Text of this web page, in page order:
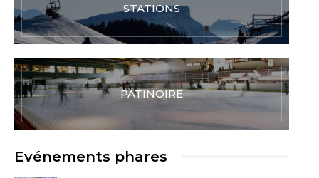
STATIONS
PATINOIRE
Evénements phares